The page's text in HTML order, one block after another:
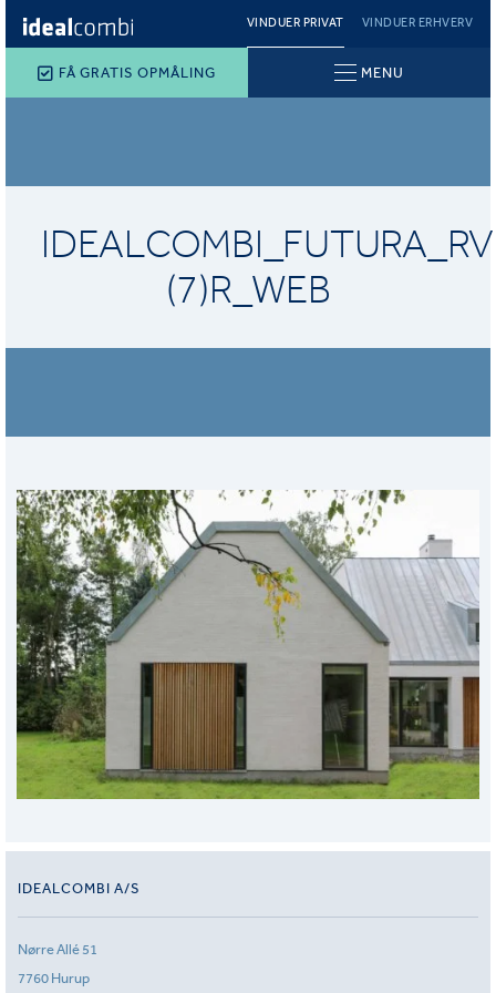
VINDUER PRIVAT VINDUER ERHVERV
FÅ GRATIS OPMÅLING MENU
(7)R_WEB
IDEALCOMBI A/S
Nørre Allé 51
7760 Hurup